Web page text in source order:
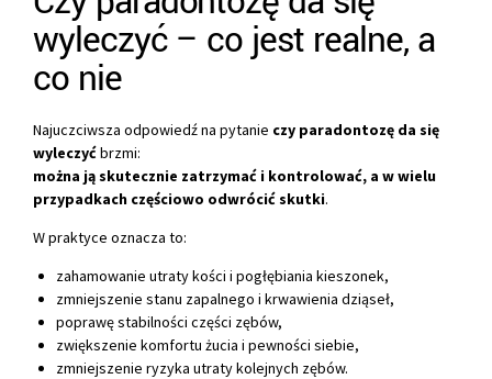
wyleczyć – co jest realne, a
co nie
Najuczciwsza odpowiedź na pytanie czy paradontozę da się
wyleczyćbrzmi:
można ją skutecznie zatrzymać i kontrolować, a w wielu
przypadkach częściowo odwrócić skutki.
W praktyce oznacza to:
zahamowanie utraty kości i pogłębiania kieszonek,
zmniejszenie stanu zapalnego i krwawienia dziąseł,
poprawę stabilności części zębów,
zwiększenie komfortu żucia i pewności siebie,
zmniejszenie ryzyka utraty kolejnych zębów.